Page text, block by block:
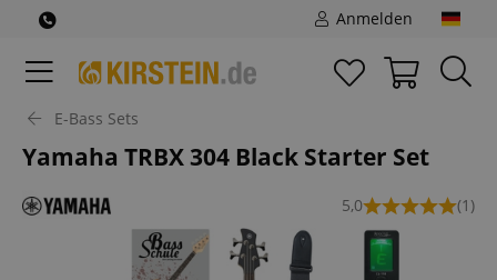
Anmelden
E-Bass Sets
Yamaha TRBX 304 Black Starter Set
5,0 (1)